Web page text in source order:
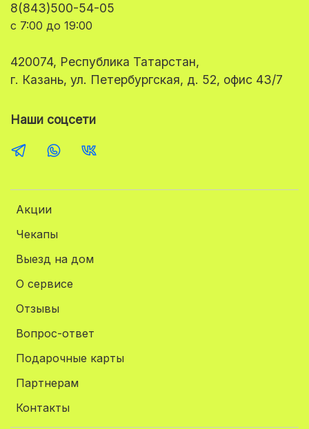
Акции
Чекапы
Выезд на дом
О сервисе
Отзывы
Вопрос-ответ
Подарочные карты
Партнерам
Контакты
8(843)500-54-05
с 7:00 до 19:00
420074, Республика Татарстан,
г. Казань, ул. Петербургская, д. 52, офис 43/7
Наши соцсети